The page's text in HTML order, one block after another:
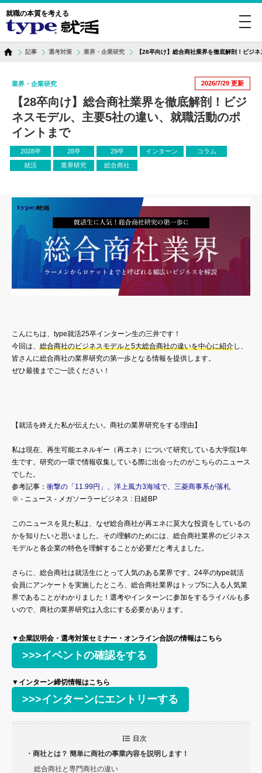
就職の本質を考える
記事 選考対策 業界・企業研究 【28卒向け】総合商社業界を徹底解剖！ビジ
2026/7/29 更新
業界・企業研究
【28卒向け】総合商社業界を徹底解剖！ビジ
ネスモデル、主要5社の違い、就職活動のポ
イントまで
2028卒 28卒 29卒 インターン
コラム
就活
業界研究 総合商社
こんにちは、type就活25卒インターン生の三井です！
今回は、 総合商社のビジネスモデルと5大総合商社の違いを中心に紹介し、
皆さんに総合商社の業界研究の第一歩となる情報を提供します。
ぜひ最後までご一読ください！
【就活を終えた私が伝えたい。商社の業界研究をする理由】
私は現在、再生可能エネルギー（再エネ）について研究している大学院1年
生です。研究の一環で情報収集している際に出会ったのがこちらのニュース
でした。
参考記事： 衝撃の「11.99円」、洋上風力3海域で、三菱商事系が落札
※ - ニュース - メガソーラービジネス : 日経BP
このニュースを見た私は、なぜ総合商社が再エネに莫大な投資をしているの
かを知りたいと思いました。その理解のためには、総合商社業界のビジネス
モデルと各企業の特色を理解することが必要だと考えました。
さらに、総合商社は就活生にとって人気のある業界です。24卒のtype就活
会員にアンケートを実施したところ、総合商社業界はトップ5に入る人気業
界であることがわかりました！選考やインターンに参加をするライバルも多
いので、商社の業界研究は入念にする必要があります。
▼企業説明会・選考対策セミナー・オンライン合説の情報はこちら
>>>イベントの確認をする
▼インターン締切情報はこちら
>>>インターンにエントリーする
目次
・商社とは？ 簡単に商社の事業内容を説明します！
総合商社と専門商社の違い